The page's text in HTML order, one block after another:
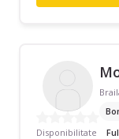
Disponibilitate